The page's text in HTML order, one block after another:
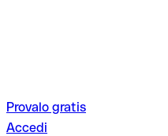
Provalo gratis
Accedi